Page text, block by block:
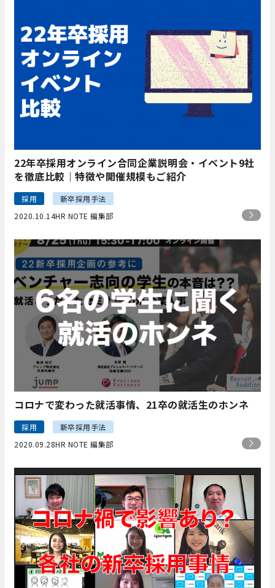
22年卒採用オンライン合同企業説明会・イベント9社
を徹底比較｜特徴や開催規模もご紹介
採用
新卒採用手法
2020.10.14HR NOTE 編集部
コロナで変わった就活事情、21卒の就活生のホンネ
採用
新卒採用手法
2020.09.28HR NOTE 編集部